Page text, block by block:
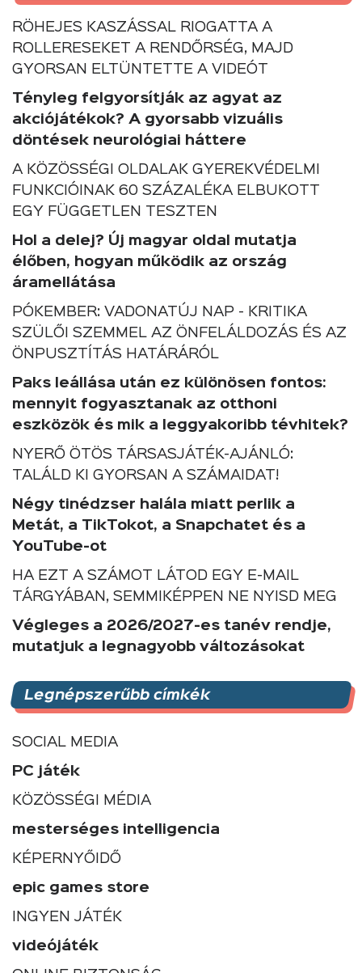
RÖHEJES KASZÁSSAL RIOGATTA A
ROLLERESEKET A RENDŐRSÉG, MAJD
GYORSAN ELTÜNTETTE A VIDEÓT
Tényleg felgyorsítják az agyat az
akciójátékok? A gyorsabb vizuális
döntések neurológiai háttere
A KÖZÖSSÉGI OLDALAK GYEREKVÉDELMI
FUNKCIÓINAK 60 SZÁZALÉKA ELBUKOTT
EGY FÜGGETLEN TESZTEN
Hol a delej? Új magyar oldal mutatja
élőben, hogyan működik az ország
áramellátása
PÓKEMBER: VADONATÚJ NAP - KRITIKA
SZÜLŐI SZEMMEL AZ ÖNFELÁLDOZÁS ÉS AZ
ÖNPUSZTÍTÁS HATÁRÁRÓL
Paks leállása után ez különösen fontos:
mennyit fogyasztanak az otthoni
eszközök és mik a leggyakoribb tévhitek?
NYERŐ ÖTÖS TÁRSASJÁTÉK-AJÁNLÓ:
TALÁLD KI GYORSAN A SZÁMAIDAT!
Négy tinédzser halála miatt perlik a
Metát, a TikTokot, a Snapchatet és a
YouTube-ot
HA EZT A SZÁMOT LÁTOD EGY E-MAIL
TÁRGYÁBAN, SEMMIKÉPPEN NE NYISD MEG
Végleges a 2026/2027-es tanév rendje,
mutatjuk a legnagyobb változásokat
Legnépszerűbb címkék
SOCIAL MEDIA
PC játék
KÖZÖSSÉGI MÉDIA
mesterséges intelligencia
KÉPERNYŐIDŐ
epic games store
INGYEN JÁTÉK
videójáték